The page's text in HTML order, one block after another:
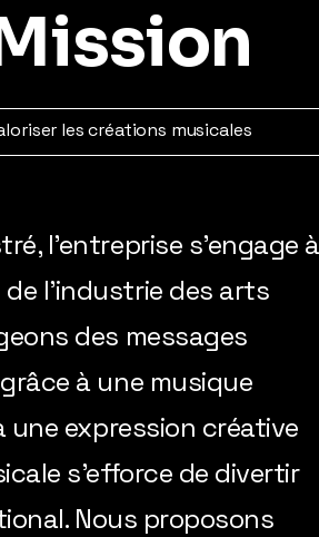
les créations musicales
l'entreprise s'engage à
de l'industrie des arts
des messages
à une musique
expression créative
s'efforce de divertir
Nous proposons